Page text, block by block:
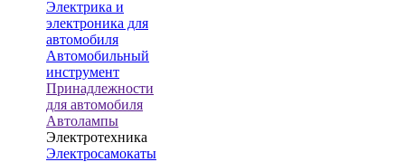
Электрика и
электроника для
автомобиля
Автомобильный
инструмент
Принадлежности
для автомобиля
Автолампы
Электротехника
Электросамокаты